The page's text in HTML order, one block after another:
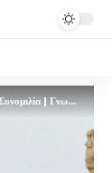
mIRC Hellas Chat - IRC Greek Chat | Δωρεάν τσατ | Συνομιλία | Γνωριμίες | FREE